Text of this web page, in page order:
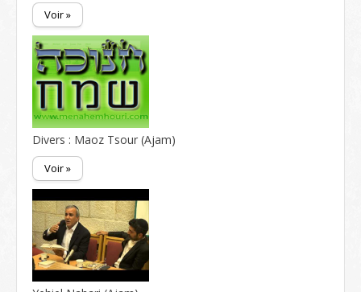
Voir »
Divers : Maoz Tsour (Ajam)
Voir »